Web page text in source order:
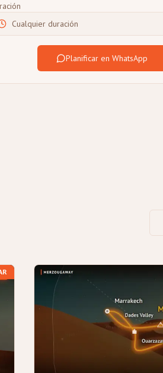
Planificar en WhatsApp